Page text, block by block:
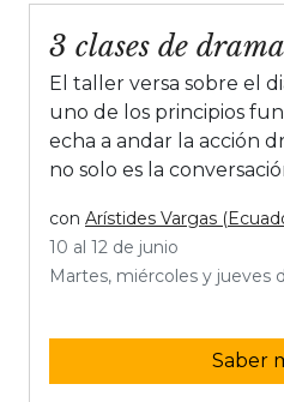
3 clases de
El taller versa sobre el
uno de los principios
echa a andar la acción
no solo es la
con Arístides Vargas
10 al 12 de junio
Martes, miércoles y jueves
Saber